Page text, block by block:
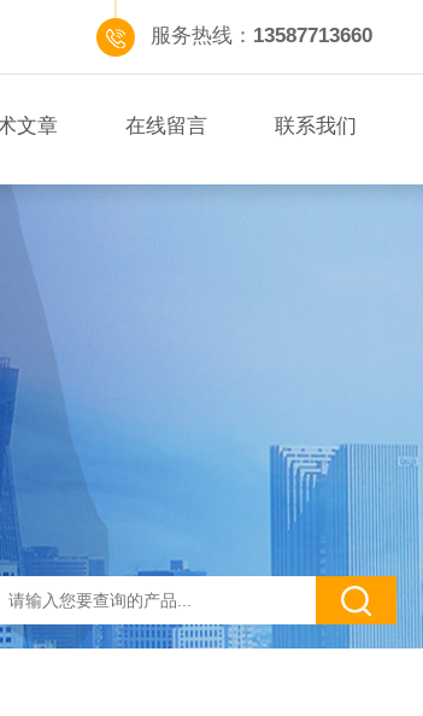
服务热线： 13587713660
文章 在线留言 联系我们